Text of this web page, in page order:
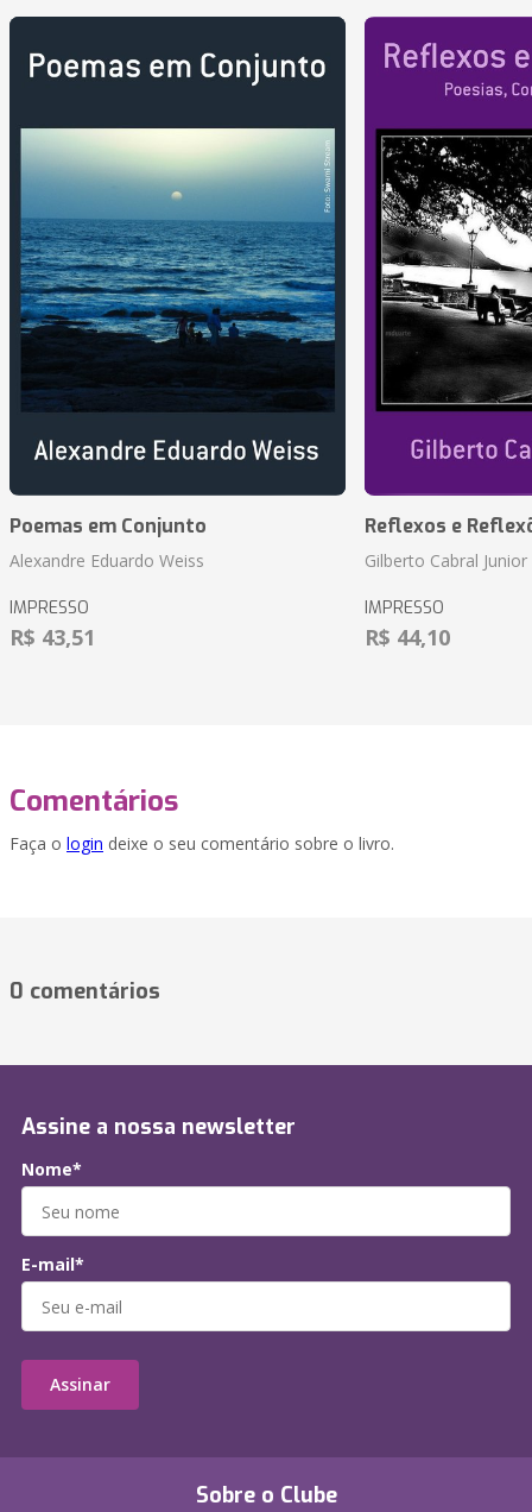
Poemas em Conjunto
Alexandre Eduardo Weiss
IMPRESSO
R$ 43,51
Reflexos e
Gilberto Cabral Junior
IMPRESSO
R$ 44,10
Comentários
Faça o login deixe o seu comentário sobre o livro.
0 comentários
Sobre o Clube
Assine a nossa newsletter
Nome*
E-mail*
Assinar